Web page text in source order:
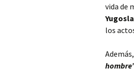
vida de
los